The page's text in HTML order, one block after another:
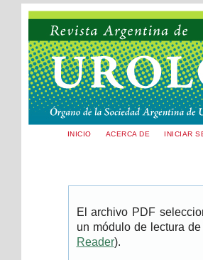
INICIO ACERCA DE INICIAR
El archivo PDF
un módulo de lectura
Reader).